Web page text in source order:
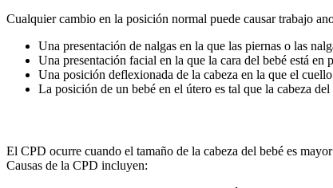
Cualquier cambio en la posición normal puede causar trabajo
Una presentación de nalgas en la que las piernas o las
Una presentación facial en la que la cara del bebé está
Una posición deflexionada de la cabeza en la que el
La posición de un bebé en el útero es tal que la cabeza
El CPD ocurre cuando el tamaño de la cabeza del bebé es
Causas de la CPD incluyen: